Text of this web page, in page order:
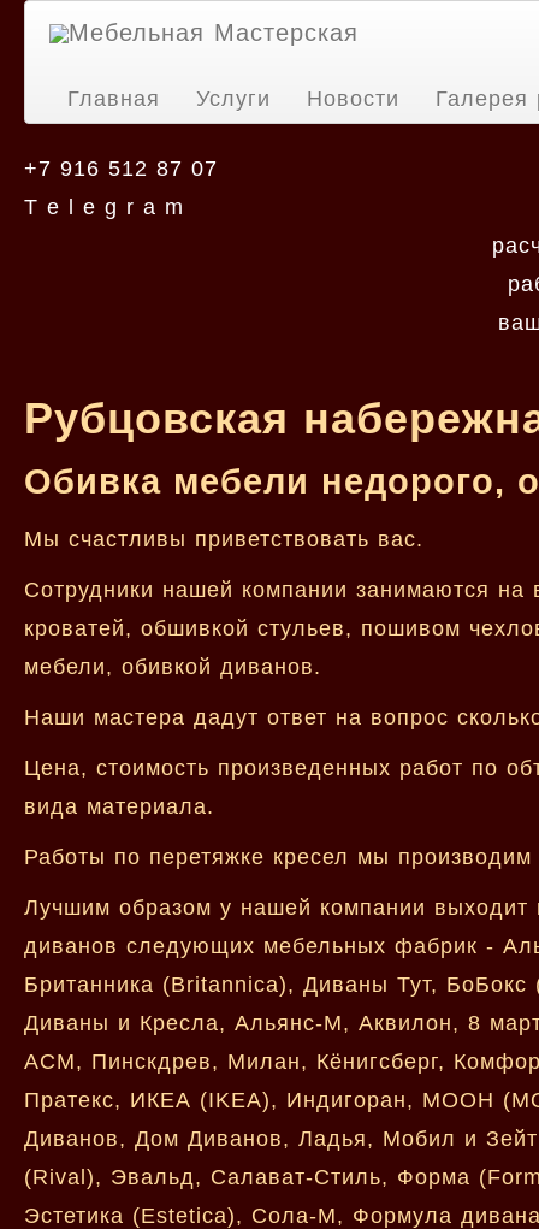
Мебельная Мастерская
Главная Услуги Новости Галерея
+7 916 512 87 07
T e l e g r a m
Рубцовская
Обивка мебели недорого,
Мы счастливы приветствовать вас.
Сотрудники нашей компании занимаются
кроватей, обшивкой стульев, пошивом
мебели, обивкой диванов.
Наши мастера дадут ответ на вопрос
Цена, стоимость произведенных работ по
вида материала.
Работы по перетяжке кресел мы
Лучшим образом у нашей компании выходит
диванов следующих мебельных фабрик -
Британника (Britannica), Диваны Тут,
Диваны и Кресла, Альянс-М, Аквилон, 8
АСМ, Пинскдрев, Милан, Кёнигсберг,
Пратекс, ИКЕА (IKEA), Индигоран, МООН
Диванов, Дом Диванов, Ладья, Мобил и
(Rival), Эвальд, Салават-Стиль, Форма
Эстетика (Estetica), Сола-М, Формула